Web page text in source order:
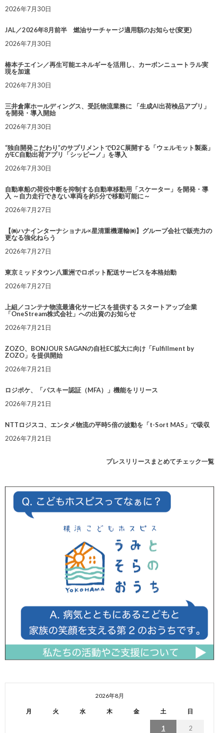
2026年7月30日
JAL／2026年8月前半 燃油サーチャージ適用額のお知らせ(変更)
2026年7月30日
椿本チエイン／再生可能エネルギーを活用し、カーボンニュートラル実
現を加速
2026年7月30日
三井倉庫ホールディングス、受託物流業務に 「生成AI出荷検品アプリ」
を開発・導入開始
2026年7月30日
“独自開発こだわり”のサプリメントでD2C展開する「ウェルモット製薬」
がEC自動出荷アプリ「シッピーノ」を導入
2026年7月30日
自動車船の荷役中断を抑制する自動車移動用「スケーター」を開発・導
入 ～自力走行できない車両を約5分で移動可能に～
2026年7月27日
【㈱ハナインターナショナル×星清重機運輸㈱】グループ会社で販売力の
更なる強化ねらう
2026年7月27日
東京ミッドタウン八重洲でロボット配送サービスを本格始動
2026年7月27日
上組／コンテナ物流最適化サービスを提供する スタートアップ企業
「OneStream株式会社」への出資のお知らせ
2026年7月21日
ZOZO、BONJOUR SAGANの自社EC拡大に向け「Fulfillment by
ZOZO」を提供開始
2026年7月21日
ロジポケ、「パスキー認証（MFA）」機能をリリース
2026年7月21日
NTTロジスコ、エンタメ物流の平時5倍の波動を「t-Sort MAS」で吸収
2026年7月21日
プレスリリースまとめてチェック一覧
2026年8月
月 火 水 木 金 土 日
1 2